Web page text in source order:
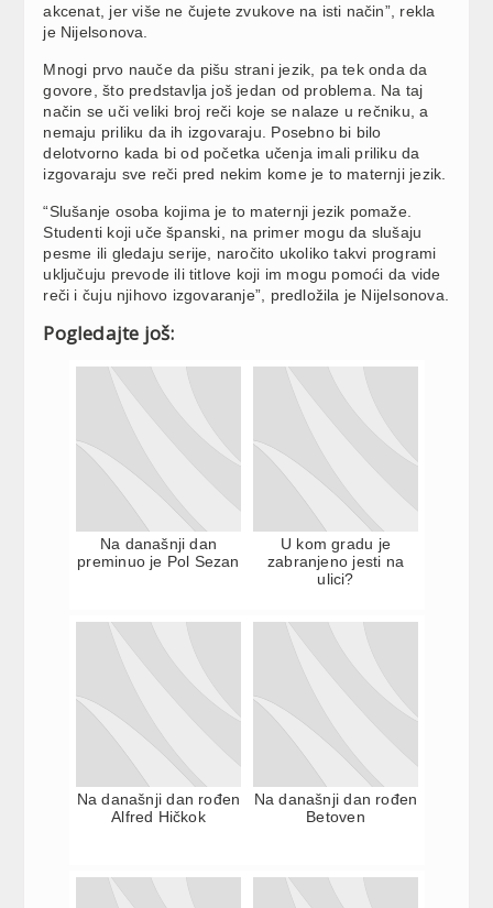
akcenat, jer više ne čujete zvukove na isti način”, rekla
je Nijelsonova.
Mnogi prvo nauče da pišu strani jezik, pa tek onda da
govore, što predstavlja još jedan od problema. Na taj
način se uči veliki broj reči koje se nalaze u rečniku, a
nemaju priliku da ih izgovaraju. Posebno bi bilo
delotvorno kada bi od početka učenja imali priliku da
izgovaraju sve reči pred nekim kome je to maternji jezik.
“Slušanje osoba kojima je to maternji jezik pomaže.
Studenti koji uče španski, na primer mogu da slušaju
pesme ili gledaju serije, naročito ukoliko takvi programi
uključuju prevode ili titlove koji im mogu pomoći da vide
reči i čuju njihovo izgovaranje”, predložila je Nijelsonova.
Pogledajte još:
Na današnji dan
preminuo je Pol Sezan
U kom gradu je
zabranjeno jesti na
ulici?
Na današnji dan rođen
Alfred Hičkok
Na današnji dan rođen
Betoven